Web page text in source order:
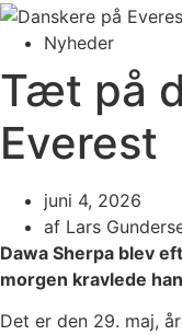
Nyheder
Tæt på
Everest
juni 4, 2026
af Lars
Dawa Sherpa blev
morgen kravlede
Det er den 29. maj,